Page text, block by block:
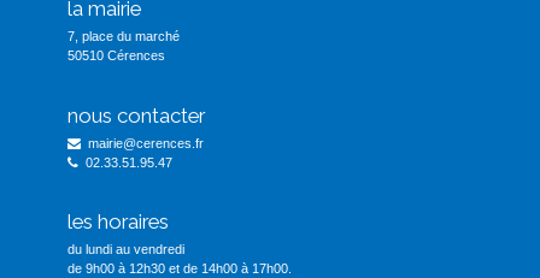
la mairie
7, place du marché
50510 Cérences
nous contacter
mairie@cerences.fr
02.33.51.95.47
les horaires
du lundi au vendredi
de 9h00 à 12h30 et de 14h00 à 17h00.